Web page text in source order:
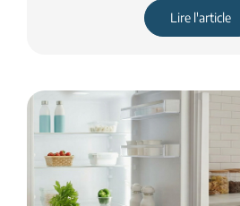
Lire l'article